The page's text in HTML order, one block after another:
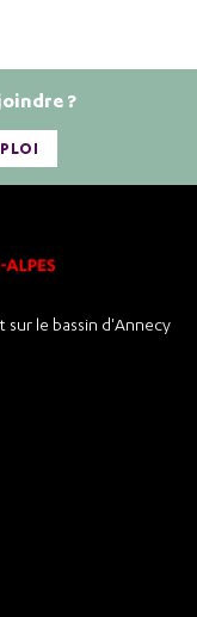
?
le bassin d'Annecy